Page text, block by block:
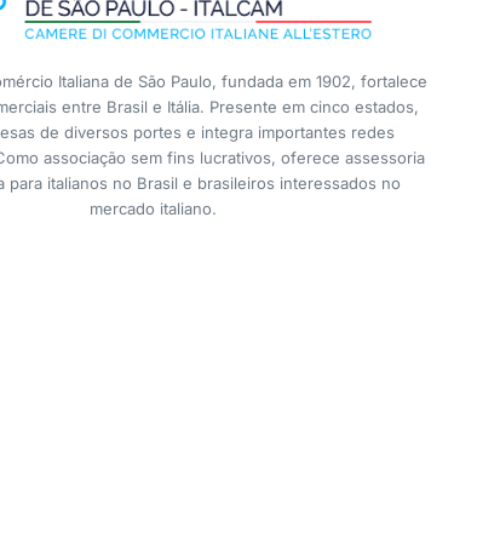
Italiana de São Paulo, fundada em 1902, fortalece
entre Brasil e Itália. Presente em cinco estados,
de diversos portes e integra importantes redes
associação sem fins lucrativos, oferece assessoria
para italianos no Brasil e brasileiros interessados no
mercado italiano.